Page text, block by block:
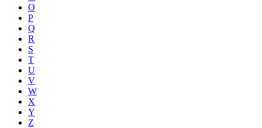
O
P
Q
R
S
T
U
V
W
X
Y
Z